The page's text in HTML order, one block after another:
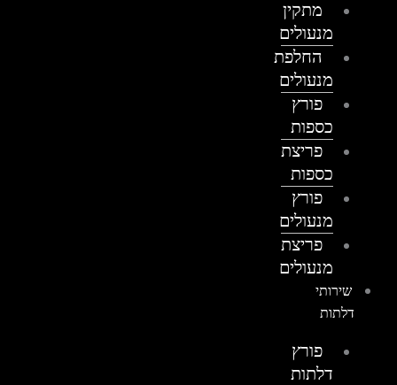
מתקין
מנעולים
החלפת
מנעולים
פורץ
כספות
פריצת
כספות
פורץ
מנעולים
פריצת
מנעולים
שירותי
דלתות
פורץ
דלתות